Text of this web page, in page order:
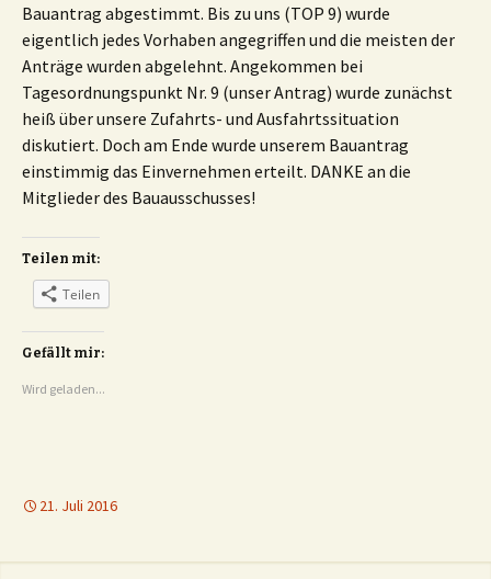
Bauantrag abgestimmt. Bis zu uns (TOP 9) wurde
eigentlich jedes Vorhaben angegriffen und die meisten der
Anträge wurden abgelehnt. Angekommen bei
Tagesordnungspunkt Nr. 9 (unser Antrag) wurde zunächst
heiß über unsere Zufahrts- und Ausfahrtssituation
diskutiert. Doch am Ende wurde unserem Bauantrag
einstimmig das Einvernehmen erteilt. DANKE an die
Mitglieder des Bauausschusses!
Teilen mit:
Teilen
Gefällt mir:
Wird geladen...
21. Juli 2016